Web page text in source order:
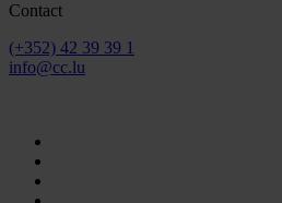
Contact
(+352) 42 39 39 1
info@cc.lu